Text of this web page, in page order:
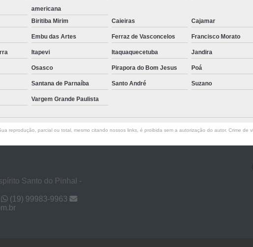
americana
Biritiba Mirim Caieiras Cajamar
Embu das Artes Ferraz de Vasconcelos Francisco Morato
Itapevi Itaquaquecetuba Jandira
Osasco Pirapora do Bom Jesus Poá
Santana de Parnaíba Santo André Suzano
Vargem Grande Paulista
reprodução, parcial ou total, mesmo citando nossos links, é proibida sem a autorização do autor. Crime de
Santo do Pinhal -
(19) 99983-9963